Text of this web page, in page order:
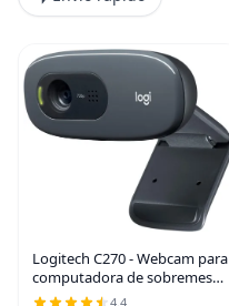
Logitech C270 - Webcam para
computadora de sobremesa
o portátil (pantalla
4.4